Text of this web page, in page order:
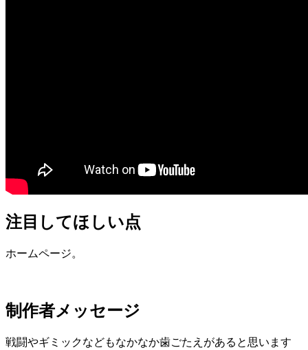
注目してほしい点
ホームページ。
制作者メッセージ
戦闘やギミックなどもなかなか歯ごたえがあると思います